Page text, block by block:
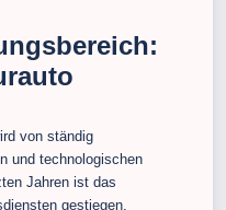
von ständig
und technologischen
Jahren ist das
gestiegen,